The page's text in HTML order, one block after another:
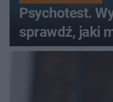
Psychotest.
sprawdź, jaki